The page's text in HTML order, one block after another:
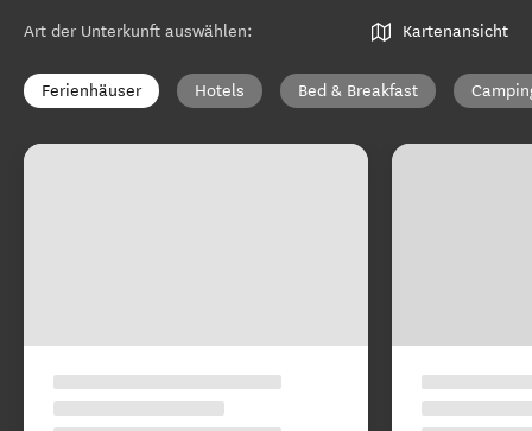
Art der Unterkunft auswählen: Kartenansicht
Ferienhäuser Hotels Bed & Breakfast